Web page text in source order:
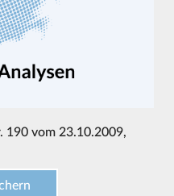
190 vom 23.10.2009,